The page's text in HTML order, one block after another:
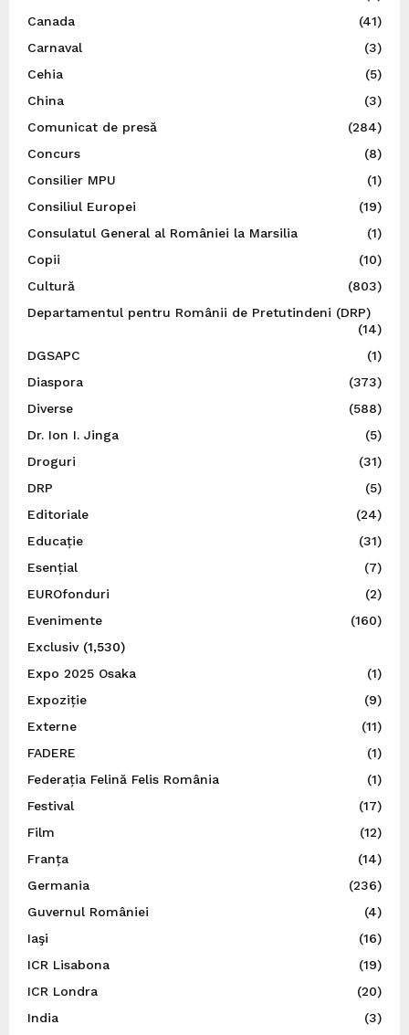
Canada
(41)
Carnaval
(3)
Cehia
(5)
China
(3)
Comunicat de presă
(284)
Concurs
(8)
Consilier MPU
(1)
Consiliul Europei
(19)
Consulatul General al României la Marsilia
(1)
Copii
(10)
Cultură
(803)
Departamentul pentru Românii de Pretutindeni (DRP)
(14)
DGSAPC
(1)
Diaspora
(373)
Diverse
(588)
Dr. Ion I. Jinga
(5)
Droguri
(31)
DRP
(5)
Editoriale
(24)
Educație
(31)
Esențial
(7)
EUROfonduri
(2)
Evenimente
(160)
Exclusiv(1,530)
Expo 2025 Osaka
(1)
Expoziție
(9)
Externe
(11)
FADERE
(1)
Federația Felină Felis România
(1)
Festival
(17)
Film
(12)
Franța
(14)
Germania
(236)
Guvernul României
(4)
Iaşi
(16)
ICR Lisabona
(19)
ICR Londra
(20)
India
(3)